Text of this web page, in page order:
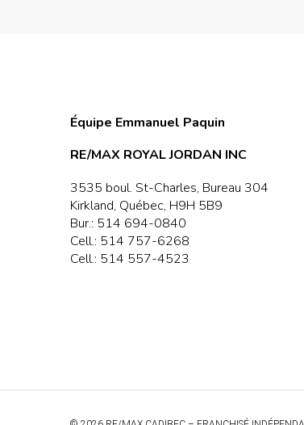
Équipe Emmanuel Paquin
RE/MAX ROYAL JORDAN INC
3535 boul. St-Charles, Bureau 304
Kirkland, Québec, H9H 5B9
Bur.: 514 694-0840
Cell.: 514 757-6268
Cell.: 514 557-4523